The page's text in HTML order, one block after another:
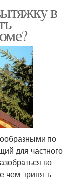
в
по
для частного
во
чем принять